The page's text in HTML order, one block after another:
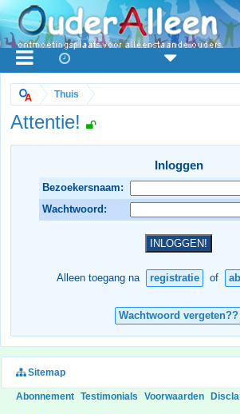
Thuis
Attentie!
Inloggen
Bezoekersnaam:
Wachtwoord:
Alleen toegang na registratie of
Wachtwoord vergeten??
Sitemap
Abonnement Testimonials Voorwaarden